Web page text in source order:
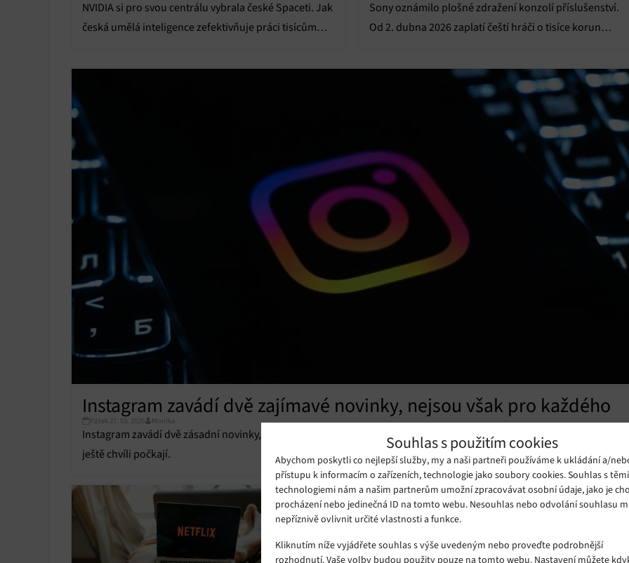
Souhlas s použitím cookies
Abychom poskytli co nejlepší služby, my a naši partneři používáme k ukládání a/
přístupu k informacím o zařízeních, technologie jako soubory cookies. Souhlas s
technologiemi nám a našim partnerům umožní zpracovávat osobní údaje, jako je
procházení nebo jedinečná ID na tomto webu. Nesouhlas nebo odvolání souhlasu
nepříznivě ovlivnit určité vlastnosti a funkce.
Kliknutím níže vyjádřete souhlas s výše uvedeným nebo proveďte podrobnější
rozhodnutí. Vaše volby budou použity pouze na tomto webu. Nastavení můžete
NVIDIA si pro svou centrálu vybrala české Spaceti. Jak
česká umělá inteligence zefektivňuje práci tisícům
Sony oznámilo plošné zdražení konzolí příslušenství.
Od 2. dubna 2026 zaplatí čeští hráči o tisíce korun
Instagram zavádí dvě zajímavé novinky, nejsou však pro každého
Pátek 27. 03. 2026 Monika
Instagram zavádí dvě zásadní novinky, na které už roky čekají běžní uživatelé i tvůrci. Někteří si ale na tyto funkce
ještě chvíli počkají.